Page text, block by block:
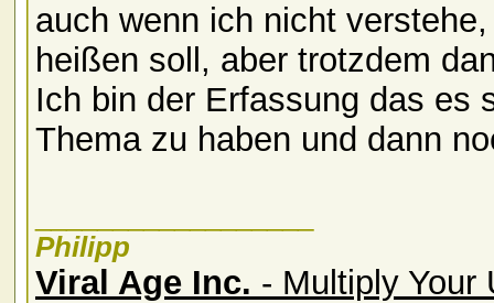
auch wenn ich nicht
heißen soll, aber trotzdem
Ich bin der Erfassung das es
Thema zu haben und dann
Philipp
Viral Age Inc. - Multiply Your